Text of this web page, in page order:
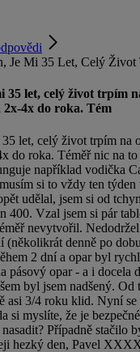
Je Mi 35 Let, Celý
35 let, celý život trpím
4x do roka. Tém
let, celý život trpím na
do roka. Téměř nic na
například vodička
si to vždy ten
udělal, jsem si od
400. Vzal jsem si pár
nevytvořil.
(několikrát denně po
2 dní a opar byl
pásový opar - a i docela
byl jsem nadšený. Od
asi 3/4 roku klid. Nyní
si myslíte, že je
Případně stačilo
hezký den, Pavel